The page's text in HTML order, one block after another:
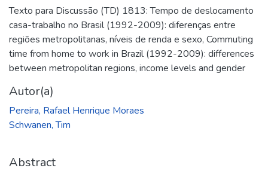
Texto para Discussão (TD) 1813: Tempo de deslocamento
casa-trabalho no Brasil (1992-2009): diferenças entre
regiões metropolitanas, níveis de renda e sexo, Commuting
time from home to work in Brazil (1992-2009): differences
between metropolitan regions, income levels and gender
Autor(a)
Pereira, Rafael Henrique Moraes
Schwanen, Tim
Abstract